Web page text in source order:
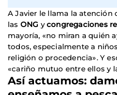
A Javier le llama la atención
las ONG ycongregaciones
mayoría, «no miran a quién
todos, especialmente a
religión o procedencia». Y
«cariño mutuo entre ellos y
Así actuamos: